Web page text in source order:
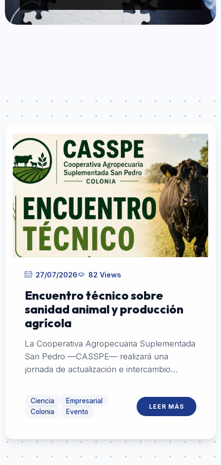
27/07/2026 82 Views
Encuentro técnico sobre
sanidad animal y producción
agrícola
La Cooperativa Agropecuaria Suplementada
San Pedro —CASSPE— realizará una
jornada de actualización e intercambio
exposiciones sobre sanidad animal, cultivos,
nutrición y manejo productivo.
Ciencia
Empresarial
Colonia
Evento
LEER MÁS